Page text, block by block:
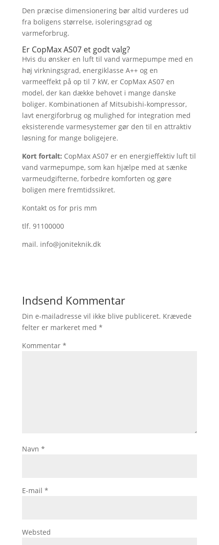
Den præcise dimensionering bør altid vurderes ud
fra boligens størrelse, isoleringsgrad og
varmeforbrug.
Er CopMax AS07 et godt valg?
Hvis du ønsker en luft til vand varmepumpe med en
høj virkningsgrad, energiklasse A++ og en
varmeeffekt på op til 7 kW, er CopMax AS07 en
model, der kan dække behovet i mange danske
boliger. Kombinationen af Mitsubishi-kompressor,
lavt energiforbrug og mulighed for integration med
eksisterende varmesystemer gør den til en attraktiv
løsning for mange boligejere.
Kort fortalt: CopMax AS07 er en energieffektiv luft til
vand varmepumpe, som kan hjælpe med at sænke
varmeudgifterne, forbedre komforten og gøre
boligen mere fremtidssikret.
Kontakt os for pris mm
tlf. 91100000
mail. info@joniteknik.dk
Indsend Kommentar
Din e-mailadresse vil ikke blive publiceret. Krævede
felter er markeret med *
Kommentar *
Navn *
E-mail *
Websted